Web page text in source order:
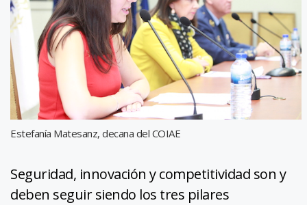
Estefanía Matesanz, decana del COIAE
Seguridad, innovación y competitividad son y
deben seguir siendo los tres pilares